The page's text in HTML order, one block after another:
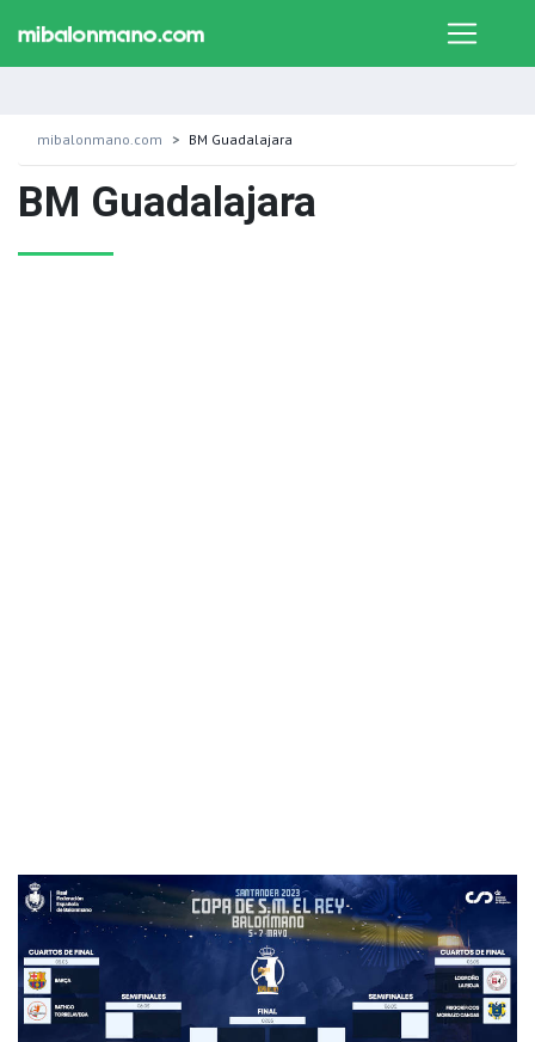
mibalonmano.com BM Guadalajara
BM Guadalajara